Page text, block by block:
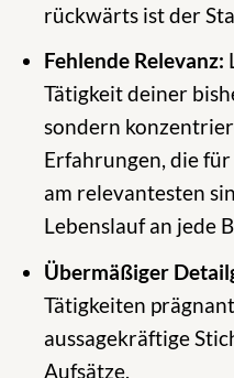
rückwärts ist der
Fehlende Relevanz:
Tätigkeit deiner
sondern
Erfahrungen, die
am relevantesten
Lebenslauf an jede
Übermäßiger
Tätigkeiten
aussagekräftige
Aufsätze.